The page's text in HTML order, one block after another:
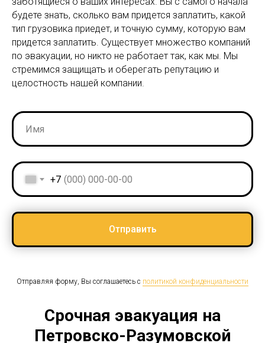
будете знать, сколько вам придется заплатить, какой
тип грузовика приедет, и точную сумму, которую вам
придется заплатить. Существует множество компаний
по эвакуации, но никто не работает так, как мы. Мы
стремимся защищать и оберегать репутацию и
целостность нашей компании.
+7
Отправить
Отправляя форму, Вы соглашаетесь с политикой конфиденциальности
Срочная эвакуация на
Петровско-Разумовской